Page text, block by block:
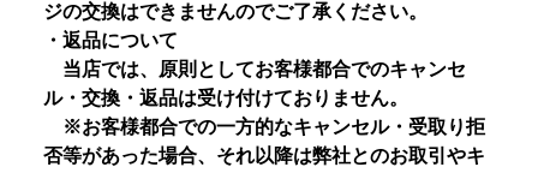
ジの交換はできませんのでご了承ください。
・返品について
当店では、原則としてお客様都合でのキャンセ
ル・交換・返品は受け付けておりません。
※お客様都合での一方的なキャンセル・受取り拒
否等があった場合、それ以降は弊社とのお取引やキ